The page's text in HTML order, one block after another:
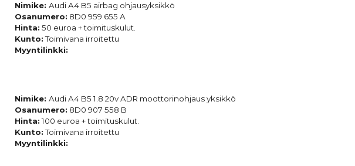
Nimike:Audi A4 B5 airbag ohjausyksikkö
Osanumero: 8D0 959 655 A
Hinta: 50 euroa + toimituskulut.
Kunto:Toimivana irroitettu
Myyntilinkki:
Nimike:Audi A4 B5 1.8 20v ADR moottorinohjaus yksikkö
Osanumero: 8D0 907 558 B
Hinta:100 euroa + toimituskulut.
Kunto:Toimivana irroitettu
Myyntilinkki: